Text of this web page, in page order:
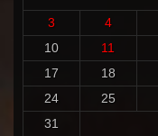
3
4
10
11
17
18
24
25
31